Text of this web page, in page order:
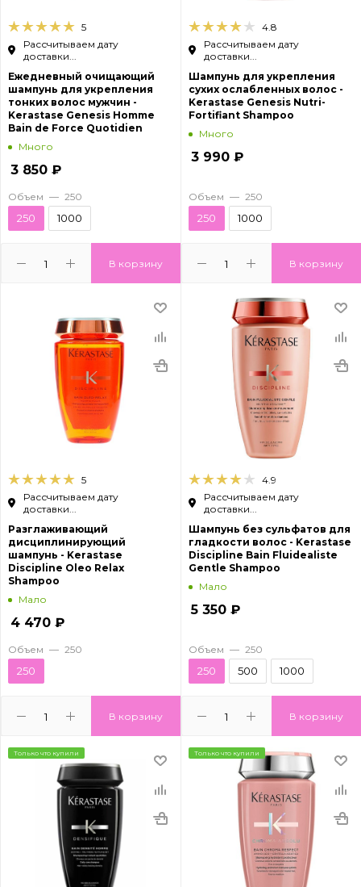
5
Рассчитываем дату
доставки...
Ежедневный очищающий
шампунь для укрепления
тонких волос мужчин -
Kerastase Genesis Homme
Bain de Force Quotidien
Много
3 850 ₽
В корзину
Объем — 250
250 1000
4.8
Рассчитываем дату
доставки...
Шампунь для укрепления
сухих ослабленных волос -
Kerastase Genesis Nutri-
Fortifiant Shampoo
Много
3 990 ₽
В корзину
Объем — 250
250 1000
5
Рассчитываем дату
доставки...
Разглаживающий
дисциплинирующий
шампунь - Kerastase
Discipline Oleo Relax
Shampoo
Мало
4 470 ₽
В корзину
Объем — 250
250
4.9
Рассчитываем дату
доставки...
Шампунь без сульфатов для
гладкости волос - Kerastase
Discipline Bain Fluidealiste
Gentle Shampoo
Мало
5 350 ₽
В корзину
Объем — 250
250 500 1000
Только что купили Только что купили